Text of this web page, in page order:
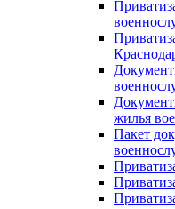
жилья
Пакет